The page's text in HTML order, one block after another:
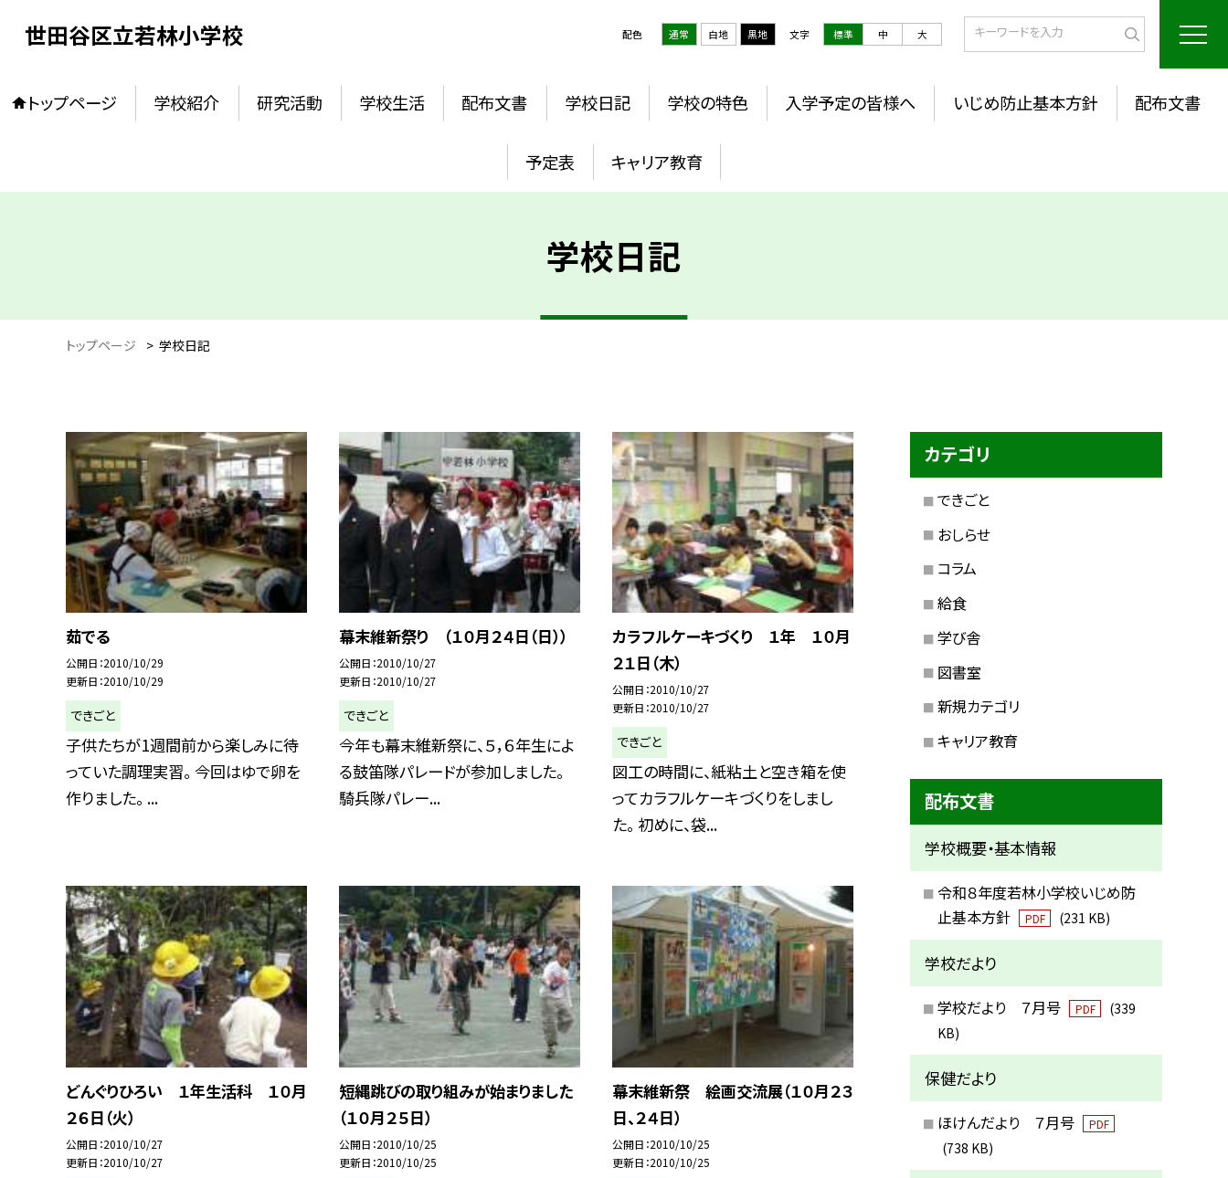
世田谷区立若林小学校 配色 通常 白地 黒地 文字 標準 中 大
トップページ 学校紹介 研究活動 学校生活 配布文書 学校日記 学校の特色 入学予定の皆様へ いじめ防止基本方針 配布文書
予定表 キャリア教育
学校日記
トップページ > 学校日記
茹でる
公開日 2010/10/29
更新日 2010/10/29
できごと
子供たちが1週間前から楽しみに待
っていた調理実習。 今回はゆで卵を
作りました。 ...
幕末維新祭り （１０月２４日（日））
公開日 2010/10/27
更新日 2010/10/27
できごと
今年も幕末維新祭に、５，６年生によ
る鼓笛隊パレードが参加しました。
騎兵隊パレー...
カラフルケーキづくり １年 １０月
２１日（木）
公開日 2010/10/27
更新日 2010/10/27
できごと
図工の時間に、紙粘土と空き箱を使
ってカラフルケーキづくりをしまし
た。 初めに、袋...
どんぐりひろい １年生活科 １０月
２６日（火）
公開日 2010/10/27
更新日 2010/10/27
短縄跳びの取り組みが始まりました
（１０月２５日）
公開日 2010/10/25
更新日 2010/10/25
幕末維新祭 絵画交流展（１０月２３
日、２４日）
公開日 2010/10/25
更新日 2010/10/25
カテゴリ
できごと
おしらせ
コラム
給食
学び舎
図書室
新規カテゴリ
キャリア教育
配布文書
学校概要・基本情報
令和８年度若林小学校いじめ防
止基本方針
PDF (231 KB)
学校だより
学校だより ７月号 PDF
(339
KB)
保健だより
ほけんだより ７月号 PDF
(738 KB)